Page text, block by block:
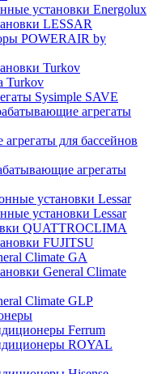
установки Energolux
LESSAR
POWERAIR by
Turkov
Turkov
Sysimple SAVE
агрегаты
для бассейнов
агрегаты
установки Lessar
установки Lessar
QUATTROCLIMA
FUJITSU
Climate GA
General Climate
Climate GLP
Ferrum
ROYAL